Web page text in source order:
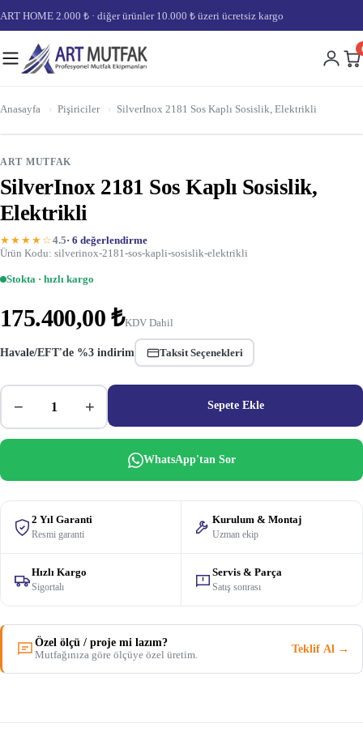
ART HOME 2.000 ₺ · diğer ürünler 10.000 ₺ üzeri ücretsiz kargo
Anasayfa › Pişiriciler › SilverInox 2181 Sos Kaplı Sosislik, Elektrikli
ART MUTFAK
SilverInox 2181 Sos Kaplı Sosislik,
Elektrikli
★★★★☆4.5· 6 değerlendirme
Ürün Kodu: silverinox-2181-sos-kapli-sosislik-elektrikli
Stokta · hızlı kargo
175.400,00 ₺KDV Dahil
Havale/EFT'de %3 indirim Taksit Seçenekleri
− + Sepete Ekle
WhatsApp'tan Sor
2 Yıl Garanti
Resmi garanti
Kurulum & Montaj
Uzman ekip
Hızlı Kargo
Sigortalı
Servis & Parça
Satış sonrası
Özel ölçü / proje mi lazım?
Mutfağınıza göre ölçüye özel üretim.
Teklif Al →